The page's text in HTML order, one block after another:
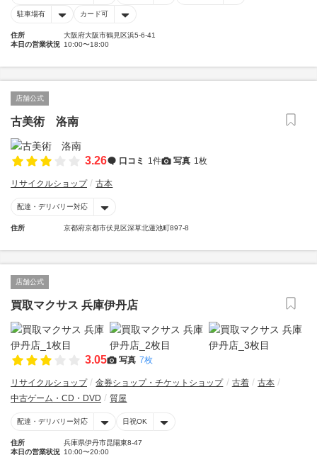
駐車場有 カード可
住所
大阪府大阪市鶴見区浜5-6-41
本日の営業状況 10:00〜18:00
店舗公式
古美術 洛南
3.26 口コミ 1件 写真 1枚
リサイクルショップ 古本
配達・デリバリー対応
住所 京都府京都市伏見区深草北蓮池町897-8
店舗公式
買取マクサス 兵庫伊丹店
3.05 写真 7枚
リサイクルショップ 金券ショップ・チケットショップ 古着
古本
中古ゲーム・CD・DVD
質屋
配達・デリバリー対応 日祝OK
住所
兵庫県伊丹市昆陽東8-47
本日の営業状況 10:00〜20:00